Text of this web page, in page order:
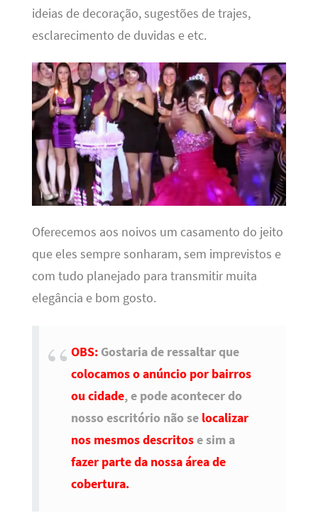
ideias de decoração, sugestões de trajes,
esclarecimento de duvidas e etc.
Oferecemos aos noivos um casamento do jeito
que eles sempre sonharam, sem imprevistos e
com tudo planejado para transmitir muita
elegância e bom gosto.
OBS:Gostaria de ressaltar que
colocamos o anúncio por bairros
ou cidade, e pode acontecer do
nosso escritório não se localizar
nos mesmos descritose sim a
fazer parte da nossa área de
cobertura.